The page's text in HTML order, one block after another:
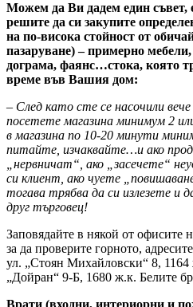
Можем да Ви дадем един съвет,
решите да си закупите
на по-висока стойност от
пазаруване) – примерно
дограма, фаянс…стока, която
време във Вашия дом:
– След като сте се насочили
посетете магазина минимум 2
в магазина по 10-20 минути
питайте, изчаквайте…и ако
„нервничат“, ако „засечете“
си клиент, ако чуете
тогава трябва да си излезете и
друг търговец!
Заповядайте в някой от офисите
за да проверите горното,
ул. „Стоян Михайловски“ 8,
„Дойран“ 9-Б, 1680 ж.к. Белите